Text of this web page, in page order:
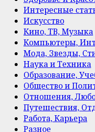
Интересные
Искусство
Кино, ТВ, Музыка
Компьютеры,
Мода, Звезды,
Наука и Техника
Образование,
Общество и
Отношения,
Путешествия,
Работа, Карьера
Разное